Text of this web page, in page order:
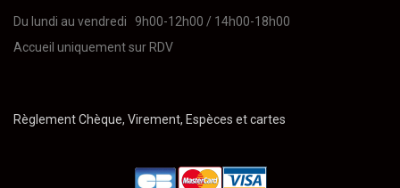
Du lundi au vendredi 9h00-12h00 / 14h00-18h00
Accueil uniquement sur RDV
Règlement Chèque, Virement, Espèces et cartes